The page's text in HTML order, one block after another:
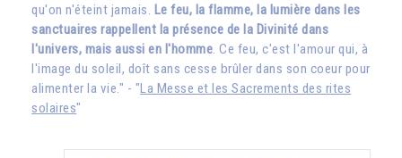
qu'on n'éteint jamais. Le feu, la flamme, la lumière dans les
sanctuaires rappellent la présence de la Divinité dans
l'univers, mais aussi en l'homme. Ce feu, c'est l'amour qui, à
l'image du soleil, doît sans cesse brûler dans son coeur pour
alimenter la vie." - "La Messe et les Sacrements des rites
solaires"